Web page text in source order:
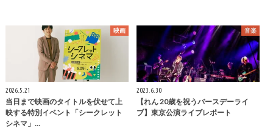
映画
2026.5.21
当日まで映画のタイトルを伏せて上
映する特別イベント「シークレット
シネマ」…
音楽
2023.6.30
【れん 20歳を祝うバースデーライ
ブ】東京公演ライブレポート